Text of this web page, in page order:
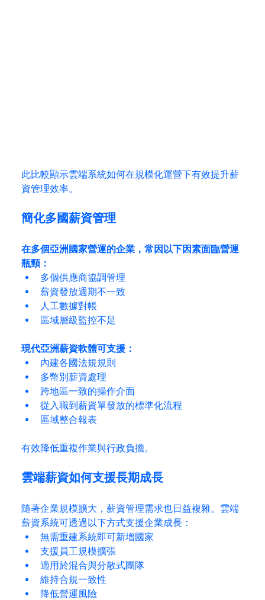
此比較顯示雲端系統如何在規模化運營下有效提升薪
資管理效率。
簡化多國薪資管理
在多個亞洲國家營運的企業，常因以下因素面臨營運
瓶頸：
多個供應商協調管理
薪資發放週期不一致
人工數據對帳
區域層級監控不足
現代亞洲薪資軟體可支援：
內建各國法規規則
多幣別薪資處理
跨地區一致的操作介面
從入職到薪資單發放的標準化流程
區域整合報表
有效降低重複作業與行政負擔。
雲端薪資如何支援長期成長
隨著企業規模擴大，薪資管理需求也日益複雜。雲端
薪資系統可透過以下方式支援企業成長：
無需重建系統即可新增國家
支援員工規模擴張
適用於混合與分散式團隊
維持合規一致性
降低營運風險